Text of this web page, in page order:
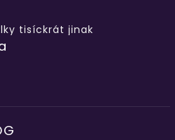
tisíckrát jinak